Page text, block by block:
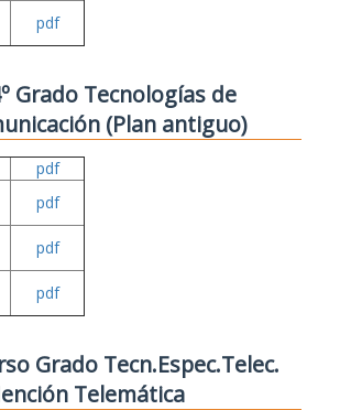
pdf
Grado Tecnologías de
(Plan antiguo)
pdf
pdf
pdf
pdf
Grado Tecn.Espec.Telec.
Telemática